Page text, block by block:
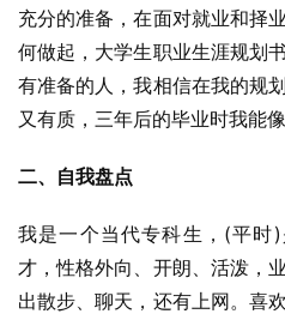
充分的准备，在面对就业和择
何做起，大学生职业生涯规划
有准备的人，我相信在我的规
又有质，三年后的毕业时我能
二、自我盘点
我是一个当代专科生，(平时
才，性格外向、开朗、活泼，
出散步、聊天，还有上网。喜